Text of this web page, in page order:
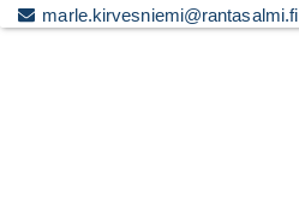
marle.kirvesniemi@rantasalmi.fi